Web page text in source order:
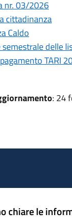
nr. 03/2026
cittadinanza
Caldo
semestrale delle
TARI
: 24
chiare le